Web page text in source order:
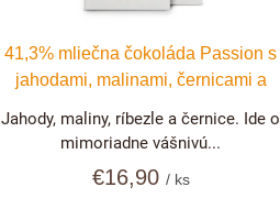
41,3% mliečna čokoláda Passion s
jahodami, malinami, černicami a
€16,90 / ks
Jahody, maliny, ríbezle a černice. Ide o
mimoriadne vášnivú...